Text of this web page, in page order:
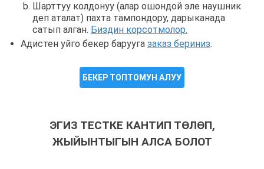
Шарттуу колдонуу (алар ошондой эле наушник
деп аталат) пахта тампондору, дарыканада
сатып алган. Биздин корсотмолор.
Адистен уйго бекер барууга заказ бериниз.
БЕКЕР ТОПТОМУН АЛУУ
ЭГИЗ ТЕСТКЕ КАНТИП ТӨЛӨП,
ЖЫЙЫНТЫГЫН АЛСА БОЛОТ